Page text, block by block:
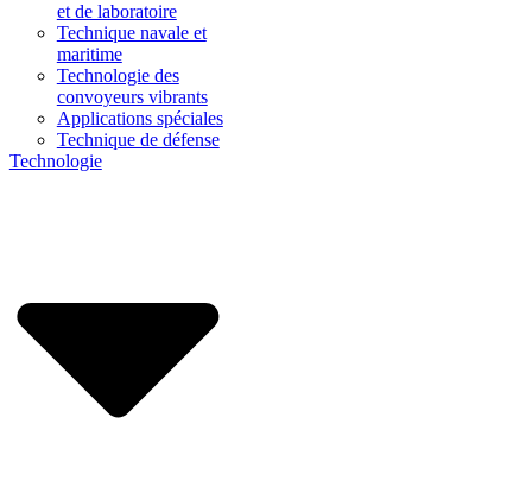
et de laboratoire
Technique navale et
maritime
Technologie des
convoyeurs vibrants
Applications spéciales
Technique de défense
Technologie